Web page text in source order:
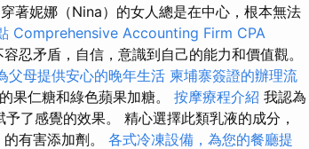
穿著妮娜（Nina）的女人總是在中心，根本無法
Comprehensive Accounting Firm CPA
容忍矛盾，自信，意識到自己的能力和價值觀。
父母提供安心的晚年生活 柬埔寨簽證的辦理流
果仁糖和綠色蘋果加糖。 按摩療程介紹 我認為
了感覺的效果。 精心選擇此類乳液的成分，
有害添加劑。 各式冷凍設備，為您的餐廳提